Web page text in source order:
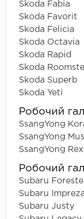
Skoda Fabia
Skoda Favorit
Skoda Felicia
Skoda Octavia
Skoda Rapid
Skoda
Skoda Superb
Skoda Yeti
Робочий
SsangYong
SsangYong
SsangYong
Робочий
Subaru
Subaru Impreza
Subaru Justy